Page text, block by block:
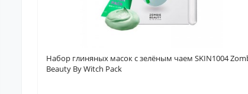
Набор глиняных масок с зелёным чаем SKIN1004
Beauty By Witch Pack